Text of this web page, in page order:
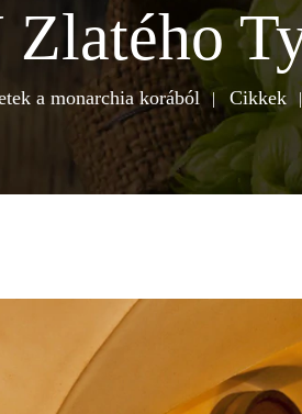
Zlatého
a monarchia korából Cikkek